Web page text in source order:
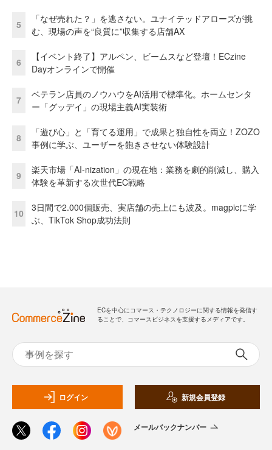
5
「なぜ売れた？」を逃さない。ユナイテッドアローズが挑
む、現場の声を“良質に”収集する店舗AX
6
【イベント終了】アルペン、ビームスなど登壇！ECzine
Dayオンラインで開催
7
ベテラン店員のノウハウをAI活用で標準化。ホームセンタ
ー「グッデイ」の現場主義AI実装術
8
「遊び心」と「育てる運用」で成果と独自性を両立！ZOZO
事例に学ぶ、ユーザーを飽きさせない体験設計
9
楽天市場「AI-nization」の現在地：業務を劇的削減し、購入
体験を革新する次世代EC戦略
10
3日間で2.000個販売、実店舗の売上にも波及。magpicに学
ぶ、TikTok Shop成功法則
ECを中心にコマース・テクノロジーに関する情報を発信す
ることで、コマースビジネスを支援するメディアです。
ログイン 新規会員登録
メールバックナンバー